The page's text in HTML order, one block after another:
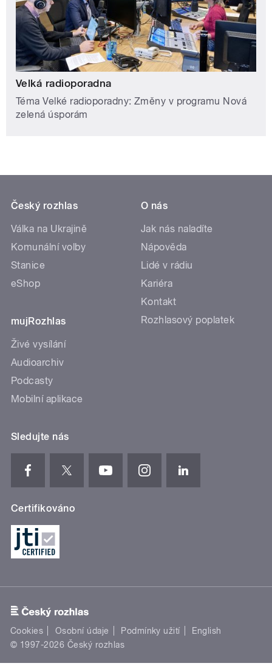
Velká radioporadna
Téma Velké radioporadny: Změny v programu Nová
zelená úsporám
Český rozhlas
Válka na Ukrajině
Komunální volby
Stanice
eShop
mujRozhlas
Živé vysílání
Audioarchiv
Podcasty
Mobilní aplikace
O nás
Jak nás naladíte
Nápověda
Lidé v rádiu
Kariéra
Kontakt
Rozhlasový poplatek
Sledujte nás
Certifikováno
Cookies Osobní údaje Podmínky užití
English
© 1997-2026 Český rozhlas